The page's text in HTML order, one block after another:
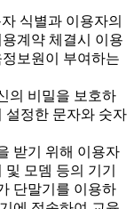
식별과 이용자의
계약 체결시 이용
보원이 부여하는
의 비밀을 보호하
설정한 문자와 숫자
받기 위해 이용자
모뎀 등의 기기
단말기를 이용하